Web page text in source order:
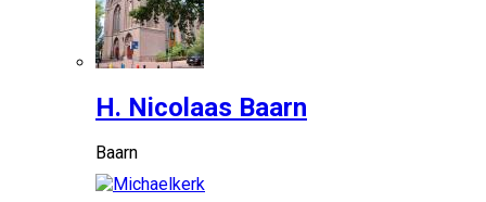
H. Nicolaas Baarn
Baarn